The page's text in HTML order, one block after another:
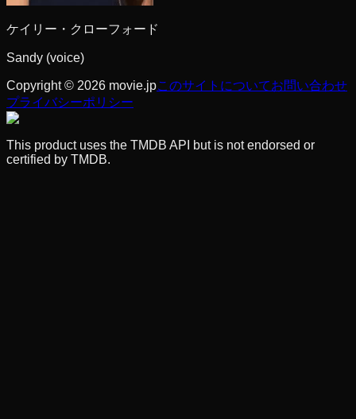
ケイリー・クローフォード
Sandy (voice)
Copyright © 2026 movie.jpこのサイトについてお問い合わせ
プライバシーポリシー
This product uses the TMDB API but is not endorsed or
certified by TMDB.